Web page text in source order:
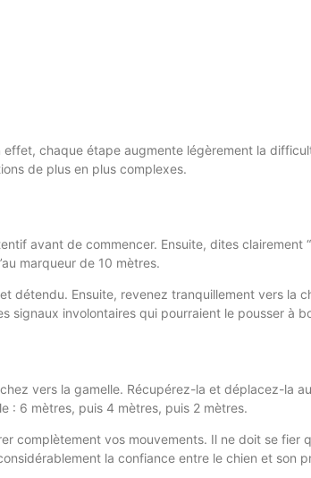
chaque étape augmente légèrement la
de plus en plus complexes.
avant de commencer. Ensuite, dites clairement
marqueur de 10 mètres.
Ensuite, revenez tranquillement vers la
signaux involontaires qui pourraient le pousser à
vers la gamelle. Récupérez-la et déplacez-la
: 6 mètres, puis 4 mètres, puis 2 mètres.
vos mouvements. Il ne doit se fier
la confiance entre le chien et son